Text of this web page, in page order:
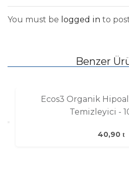
You must be logged in to
Benzer
Ecos3 Organik
Temizleyici -
40,90